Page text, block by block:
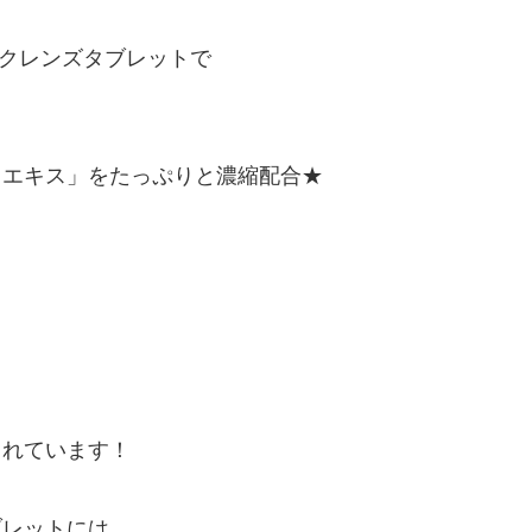
レンズタブレットで
キス」をたっぷりと濃縮配合★
ています！